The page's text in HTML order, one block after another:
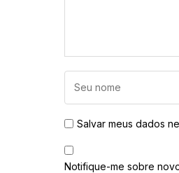
Salvar meus dados
Notifique-me sobre